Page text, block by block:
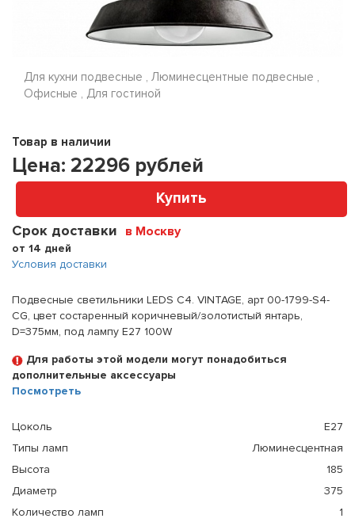
Для кухни подвесные , Люминесцентные подвесные ,
Офисные , Для гостиной
Товар в наличии
Цена: 22296 рублей
Купить
Срок доставки в Москву
от 14 дней
Условия доставки
Подвесные светильники LEDS C4. VINTAGE, арт 00-1799-S4-
CG, цвет состаренный коричневый/золотистый янтарь,
D=375мм, под лампу E27 100W
Для работы этой модели могут понадобиться
дополнительные аксессуары
Посмотреть
Цоколь
E27
Типы ламп
Люминесцентная
Высота
185
Диаметр
375
Количество ламп
1